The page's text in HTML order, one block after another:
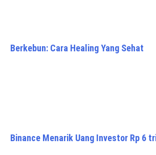
Berkebun: Cara Healing Yang Sehat
Binance Menarik Uang Investor Rp 6